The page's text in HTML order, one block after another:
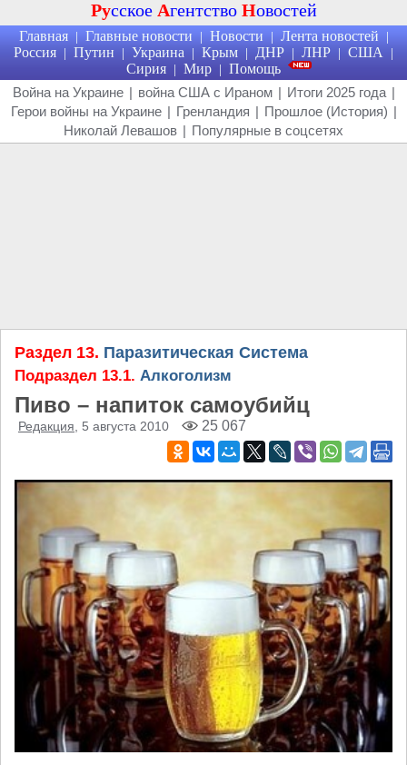
Русское Агентство Новостей
Главная | Главные новости | Новости | Лента новостей |
Россия | Путин | Украина | Крым | ДНР | ЛНР | США |
Сирия | Мир | Помощь
Война на Украине | война США с Ираном | Итоги 2025 года |
Герои войны на Украине | Гренландия | Прошлое (История) |
Николай Левашов | Популярные в соцсетях
Раздел 13. Паразитическая Система
Подраздел 13.1. Алкоголизм
Пиво – напиток самоубийц
Редакция , 5 августа 2010 25 067